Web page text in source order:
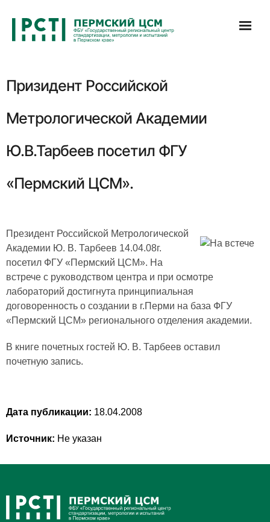
содержимому
Призидент Российской
Метрологической Академии
Ю.В.Тарбеев посетил ФГУ
«Пермский ЦСМ».
Президент Российской Метрологической
Академии Ю. В. Тарбеев 14.04.08г.
посетил ФГУ «Пермский ЦСМ». На
встрече с руководством центра и при осмотре
лабораторий достигнута принципиальная
договоренность о создании в г.Перми на база ФГУ
«Пермский ЦСМ» регионального отделения академии.
В книге почетных гостей Ю. В. Тарбеев оставил
почетную запись.
Дата публикации: 18.04.2008
Источник: Не указан